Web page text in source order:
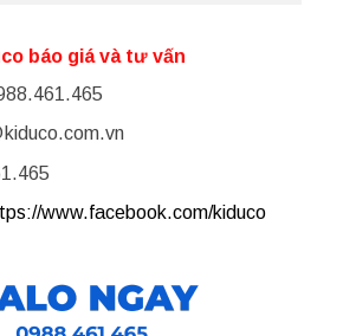
báo giá và tư vấn
www.facebook.com/kiduco